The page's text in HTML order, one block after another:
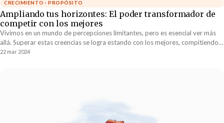
CRECIMIENTO · PROPÓSITO
Ampliando tus horizontes: El poder transformador de
competir con los mejores
Vivimos en un mundo de percepciones limitantes, pero es esencial ver más
allá. Superar estas creencias se logra estando con los mejores, compitiendo y
aprendiendo de ellos para redefinir nuestras posibilidades. Este desafío
22 mar 2024